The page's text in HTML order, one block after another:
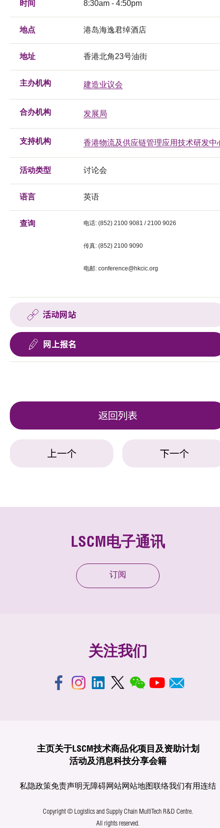
时间 8:30am - 4:50pm
地点 港岛海逸君绰酒店
地址 香港北角23号油街
主办机构 建造业议会
合办机构 发展局
支持机构 香港物流及供应链管理应用技术研发中
活动类型 讨论会
语言 英语
查询 电话: (852) 2100 9081 / 2100 9026
传真: (852) 2100 9090
电邮: conference@hkcic.org
活动网站
网上报名
返回列表
上一个 下一个
LSCM电子通讯
订阅
关注我们
主页关于LSCM技术商品化项目及资助计划
活动及消息科技分享会籍
私隐政策免责声明无障碍网站网站地图联络我们有用连结
Copyright © Logistics and Supply Chain MultiTech R&D Centre.
All rights reserved.